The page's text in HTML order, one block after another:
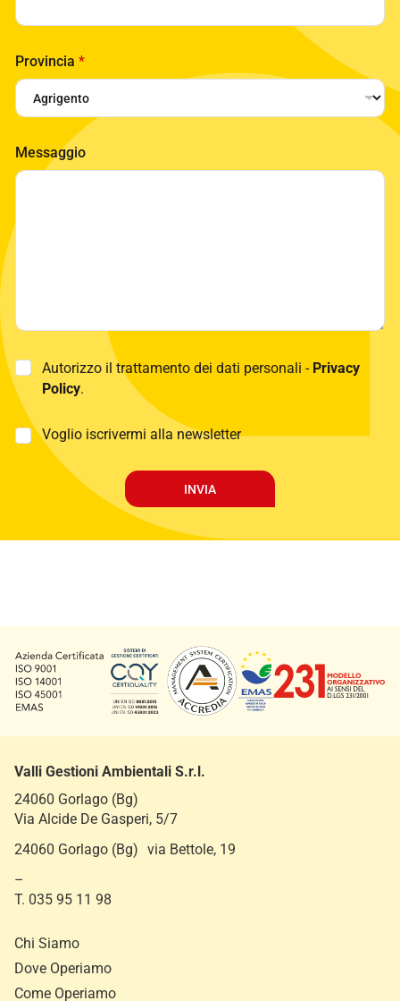
*
*
Provincia *
Messaggio
P
i
a
i
Autorizzo il trattamento dei dati personali - Privacy
Policy.
M
i
Voglio iscrivermi alla newsletter
INVIA
Valli Gestioni Ambientali S.r.l.
24060 Gorlago (Bg)
Via Alcide De Gasperi, 5/7
24060 Gorlago (Bg) via Bettole, 19
–
T. 035 95 11 98
Chi Siamo
Dove Operiamo
Come Operiamo